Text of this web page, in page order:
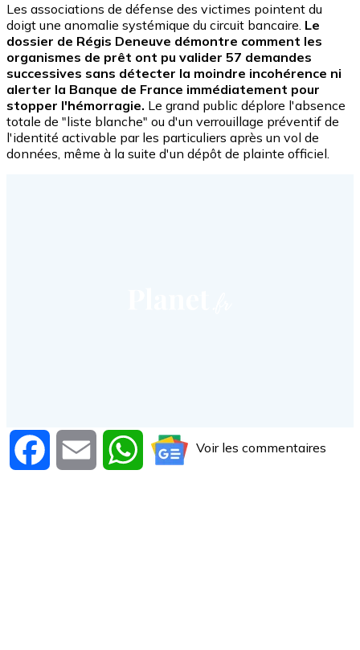
Les associations de défense des victimes pointent du
doigt une anomalie systémique du circuit bancaire. Le
dossier de Régis Deneuve démontre comment les
organismes de prêt ont pu valider 57 demandes
successives sans détecter la moindre incohérence ni
alerter la Banque de France immédiatement pour
stopper l'hémorragie. Le grand public déplore l'absence
totale de "liste blanche" ou d'un verrouillage préventif de
l'identité activable par les particuliers après un vol de
données, même à la suite d'un dépôt de plainte officiel.
Facebook Email WhatsAppVoir les commentaires